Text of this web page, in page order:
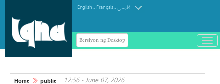
English . Français.فارسی
Bersiyon ng Desktop
باز
و
Home public 12:56 - June 07, 2026